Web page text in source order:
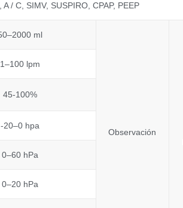
A / C, SIMV, SUSPIRO, CPAP, PEEP
ml
Observación
1–100 lpm
45-100%
-20–0 hpa
0–60 hPa
0–20 hPa